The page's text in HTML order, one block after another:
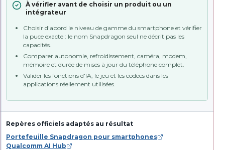
À vérifier avant de choisir un produit ou un
intégrateur
Choisir d'abord le niveau de gamme du smartphone et vérifier
la puce exacte : le nom Snapdragon seul ne décrit pas les
capacités.
Comparer autonomie, refroidissement, caméra, modem,
mémoire et durée de mises à jour du téléphone complet.
Valider les fonctions d'IA, le jeu et les codecs dans les
applications réellement utilisées.
Repères officiels adaptés au résultat
Portefeuille Snapdragon pour smartphones
Qualcomm AI Hub